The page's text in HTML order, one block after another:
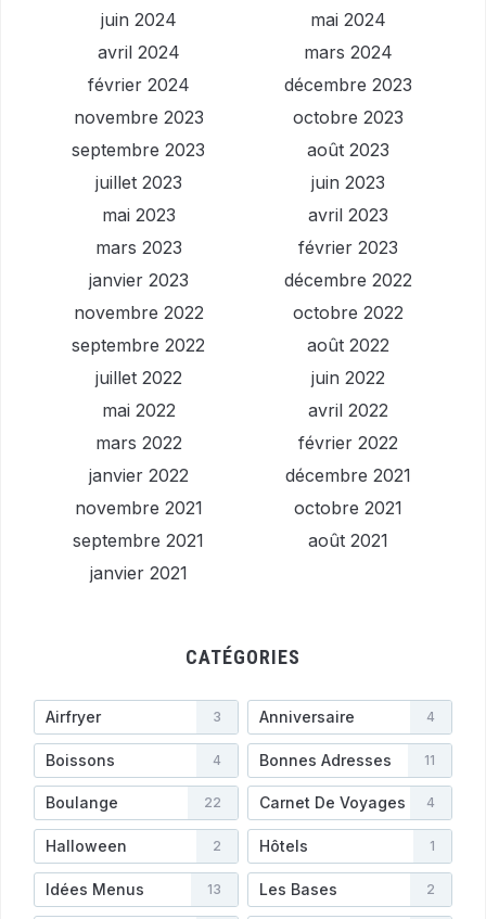
juin 2024
mai 2024
avril 2024
mars 2024
février 2024
décembre 2023
novembre 2023
octobre 2023
septembre 2023
août 2023
juillet 2023
juin 2023
mai 2023
avril 2023
mars 2023
février 2023
janvier 2023
décembre 2022
novembre 2022
octobre 2022
septembre 2022
août 2022
juillet 2022
juin 2022
mai 2022
avril 2022
mars 2022
février 2022
janvier 2022
décembre 2021
novembre 2021
octobre 2021
septembre 2021
août 2021
janvier 2021
CATÉGORIES
Airfryer 3 Anniversaire 4
Boissons 4 Bonnes Adresses 11
Boulange 22 Carnet De Voyages 4
Halloween 2 Hôtels 1
Idées Menus 13 Les Bases 2